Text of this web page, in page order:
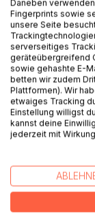
BESCHREIBUNG
Aina ist ein guter
als sie
Seite aus ihr
selbst, sondern
und abgelehnt
Welt - dem
Teufel
Lebens ist und
Daneben
Fingerprints sowie
unsere Seite
serverseitiges
geräteübergreifend
sowie gehashte E-
betten wir zudem
Plattformen). Wir
etwaiges Tracking
Einstellung willigst
kannst deine
jederzeit mit